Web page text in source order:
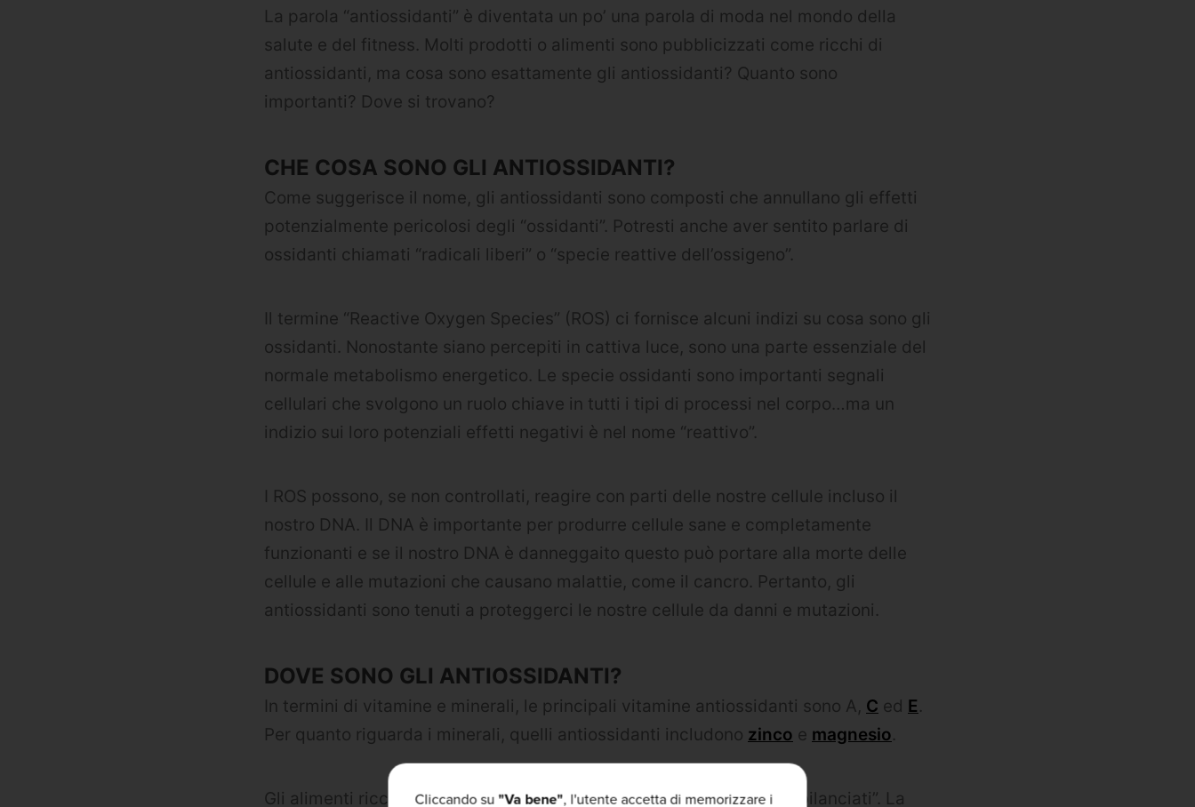
La parola “antiossidanti” è diventata un po’ una parola di moda nel mondo della
salute e del fitness. Molti prodotti o alimenti sono pubblicizzati come ricchi di
antiossidanti, ma cosa sono esattamente gli antiossidanti? Quanto sono
importanti? Dove si trovano?
CHE COSA SONO GLI ANTIOSSIDANTI?
Come suggerisce il nome, gli antiossidanti sono composti che annullano gli effetti
potenzialmente pericolosi degli “ossidanti”. Potresti anche aver sentito parlare di
ossidanti chiamati “radicali liberi” o “specie reattive dell’ossigeno”.
Il termine “Reactive Oxygen Species” (ROS) ci fornisce alcuni indizi su cosa sono gli
ossidanti. Nonostante siano percepiti in cattiva luce, sono una parte essenziale del
normale metabolismo energetico. Le specie ossidanti sono importanti segnali
cellulari che svolgono un ruolo chiave in tutti i tipi di processi nel corpo…ma un
indizio sui loro potenziali effetti negativi è nel nome “reattivo”.
I ROS possono, se non controllati, reagire con parti delle nostre cellule incluso il
nostro DNA. Il DNA è importante per produrre cellule sane e completamente
funzionanti e se il nostro DNA è danneggaito questo può portare alla morte delle
cellule e alle mutazioni che causano malattie, come il cancro. Pertanto, gli
antiossidanti sono tenuti a proteggerci le nostre cellule da danni e mutazioni.
DOVE SONO GLI ANTIOSSIDANTI?
In termini di vitamine e minerali, le principali vitamine antiossidanti sono A, C ed E.
Per quanto riguarda i minerali, quelli antiossidanti includono zinco e magnesio.
Gli alimenti ricchi di questi antiossidanti manterranno i nostri ROS “bilanciati”. La
Cliccando su"Va bene", l'utente accetta di memorizzare i